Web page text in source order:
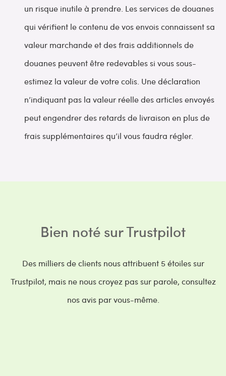
un risque inutile à prendre. Les services de douanes
qui vérifient le contenu de vos envois connaissent sa
valeur marchande et des frais additionnels de
douanes peuvent être redevables si vous sous-
estimez la valeur de votre colis. Une déclaration
n’indiquant pas la valeur réelle des articles envoyés
peut engendrer des retards de livraison en plus de
frais supplémentaires qu’il vous faudra régler.
Bien noté sur Trustpilot
Des milliers de clients nous attribuent 5 étoiles sur
Trustpilot, mais ne nous croyez pas sur parole, consultez
nos avis par vous-même.